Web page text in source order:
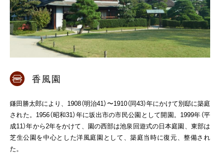
香風園
鎌田勝太郎により、1908（明治41）〜1910（同43）年にかけて別邸に築庭
された。1956（昭和31）年に坂出市の市民公園として開園。1999年（平
成11）年から2年をかけて、園の西部は池泉回遊式の日本庭園、東部は
芝生公園を中心とした洋風庭園として、築庭当時に復元、整備され
た。